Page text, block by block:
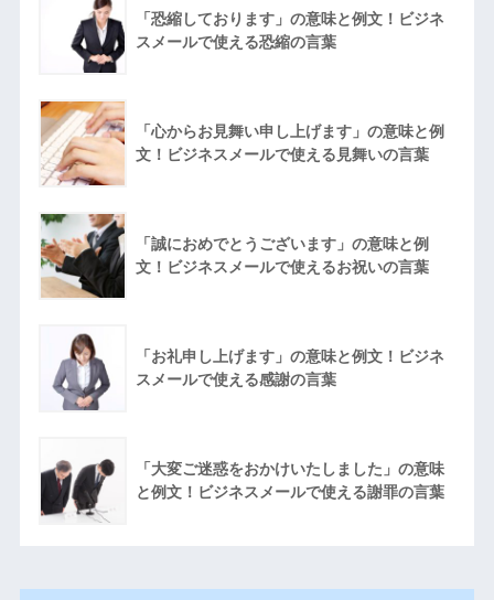
「恐縮しております」の意味と例文！ビジネ
スメールで使える恐縮の言葉
「心からお見舞い申し上げます」の意味と例
文！ビジネスメールで使える見舞いの言葉
「誠におめでとうございます」の意味と例
文！ビジネスメールで使えるお祝いの言葉
「お礼申し上げます」の意味と例文！ビジネ
スメールで使える感謝の言葉
「大変ご迷惑をおかけいたしました」の意味
と例文！ビジネスメールで使える謝罪の言葉